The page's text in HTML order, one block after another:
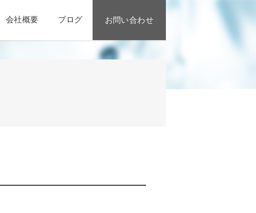
会社概要 ブログ お問い合わせ